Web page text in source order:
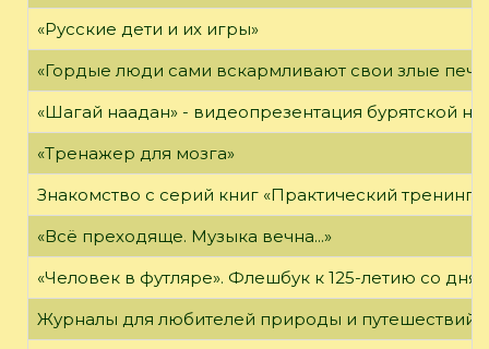
«Русские дети и их игры»
«Гордые люди сами вскармливают свои злые
«Шагай наадан» - видеопрезентация бурятской
«Тренажер для мозга»
Знакомство с серий книг «Практический тренинг»
«Всё преходяще. Музыка вечна...»
«Человек в футляре». Флешбук к 125-летию со дня
Журналы для любителей природы и путешествий